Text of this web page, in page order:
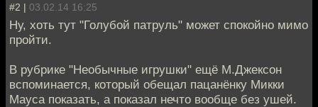
#2 | 03.02.14 16:25
Ну, хоть тут "Голубой патруль" может спокойно мимо
пройти.
В рубрике "Необычные игрушки" ещё М.Джексон
вспоминается, который обещал пацанёнку Микки
Мауса показать, а показал нечто вообще без ушей.